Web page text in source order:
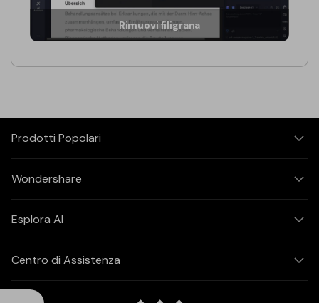
Rimuovi filigrana
Prodotti Popolari
Wondershare
Esplora AI
Centro di Assistenza